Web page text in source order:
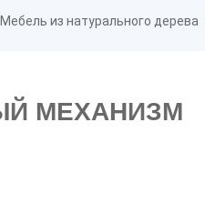
Мебель из натурального дерева
МЕХАНИЗМ